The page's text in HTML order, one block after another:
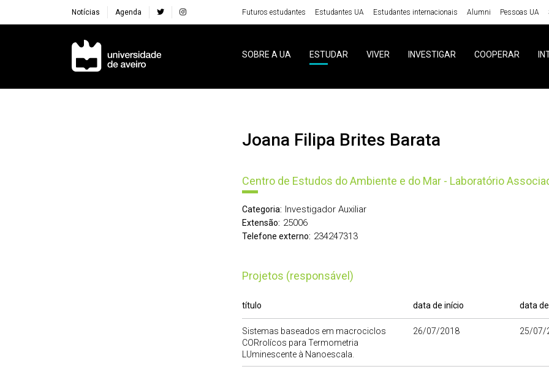
Notícias Agenda Futuros estudantes Estudantes UA Estudantes internacionais Alumni Pessoas UA
Navegação Principal
SOBRE A UA ESTUDAR VIVER INVESTIGAR COOPERAR
Joana Filipa Brites Barata
Centro de Estudos do Ambiente e do Mar - Laboratório
Categoria: Investigador Auxiliar
Extensão: 25006
Telefone externo: 234247313
Projetos (responsável)
título data de início data
Sistemas baseados em macrociclos
CORrolícos para Termometria
LUminescente à Nanoescala.
26/07/2018 25/07/